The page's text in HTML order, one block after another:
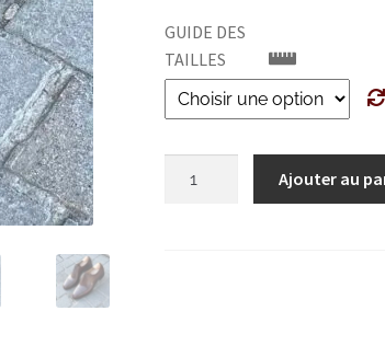
GUIDE DES
TAILLES
Ajouter au